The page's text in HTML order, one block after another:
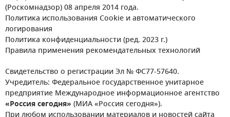
(Роскомнадзор) 08 апреля 2014 года.
Политика использования Cookie и автоматического
логирования
Политика конфиденциальности (ред. 2023 г.)
Правила применения рекомендательных технологий
Свидетельство о регистрации Эл № ФС77-57640.
Учредитель: Федеральное государственное унитарное
предприятие Международное информационное агентство
«Россия сегодня» (МИА «Россия сегодня»).